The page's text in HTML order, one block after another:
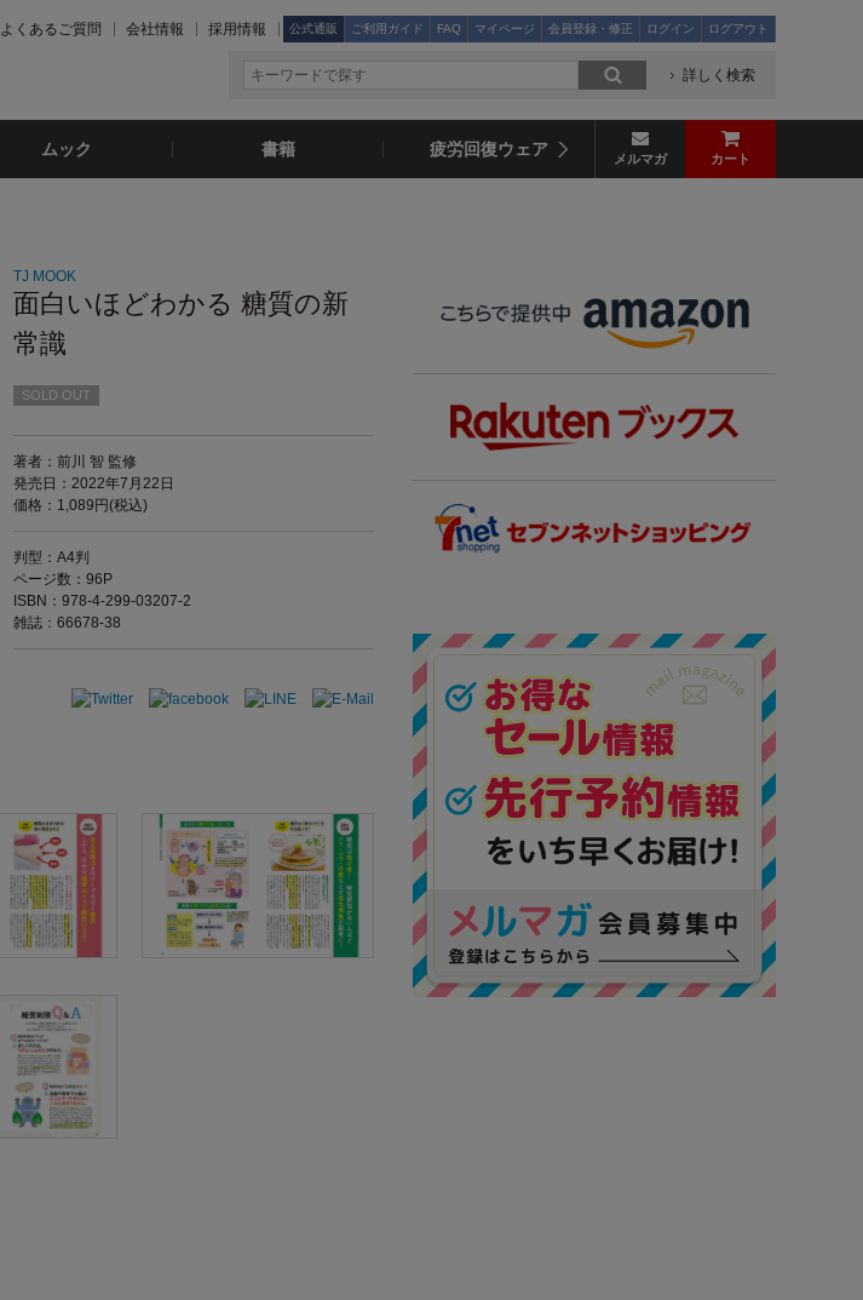
よくあるご質問 会社情報 採用情報 公式通販 ご利用ガイド FAQ マイページ 会員登録・修正 ログイン ログアウト
詳しく検索
ムック 書籍 疲労回復ウェア メルマガ カート
TJ MOOK
面白いほどわかる 糖質の新
常識
SOLD OUT
著者：前川 智 監修
発売日：2022年7月22日
価格：1,089円(税込)
判型：A4判
ページ数：96P
ISBN：978-4-299-03207-2
雑誌：66678-38